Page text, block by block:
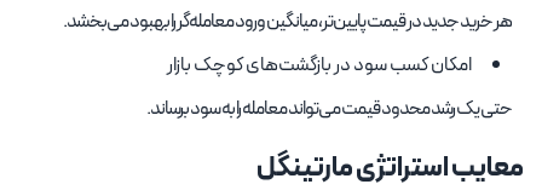
هر خرید جدید در قیمت پایین‌تر، میانگین ورود معامله‌گر را بهبود می‌بخشد.
امکان کسب سود در بازگشت‌های کوچک بازار
حتی یک رشد محدود قیمت می‌تواند معامله را به سود برساند.
معایب استراتژی مارتینگل